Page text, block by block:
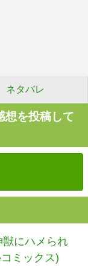
ネタバレ
想を投稿して
にハメられ
ミックス)